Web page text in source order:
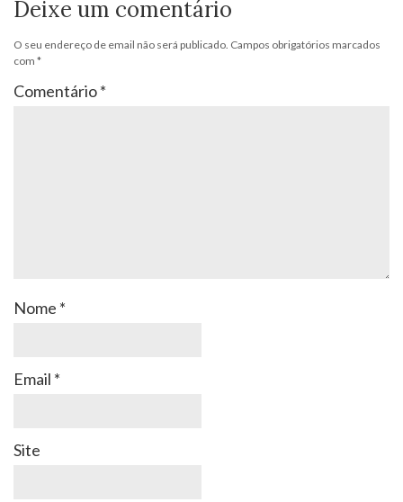
Deixe um comentário
O seu endereço de email não será publicado. Campos obrigatórios marcados
com *
Comentário*
Nome *
Email *
Site